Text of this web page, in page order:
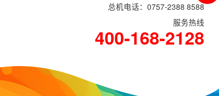
总机电话：0757-2388 8588
服务热线
400-168-2128